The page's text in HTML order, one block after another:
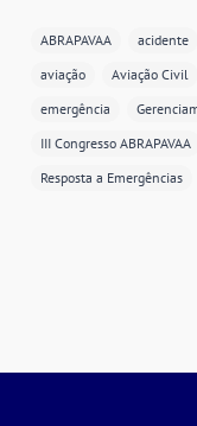
ABRAPAVAA acidente
aviação
Aviação Civil
emergência
III Congresso ABRAPAVAA
Resposta a Emergências